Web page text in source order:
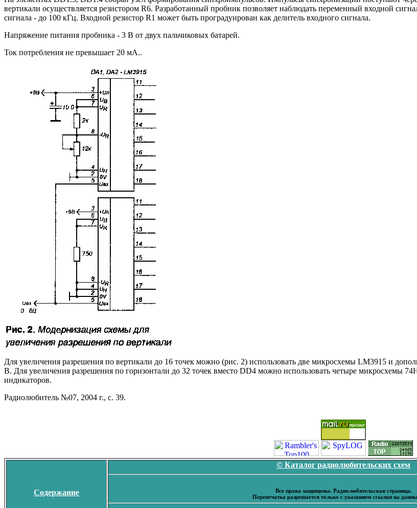
вертикали осуществляется резистором R6. Разработанный пробник позволяет наблюдать переменный входной
сигнала - до 100 кГц. Входной резистор R1 может быть проградуирован как делитель входного сигнала.
Напряжение питания пробника - 3 В от двух пальчиковых батарей.
Ток потребления не превышает 20 мА..
Для увеличения разрешения по вертикали до 16 точек можно (рис. 2) использовать две микросхемы LM3915 и
В. Для увеличения разрешения по горизонтали до 32 точек вместо DD4 можно использовать четыре микросхемы
индикаторов.
Радиолюбитель №07, 2004 г., с. 39.
Содержание
© Каталог радиолюбительских схем
Все права защищены. Радиолюбительская страница.
Перепечатка разрешается только с указанием ссылки на